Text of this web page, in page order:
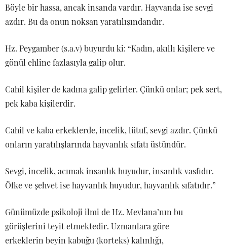
Böyle bir hassa, ancak insanda vardır. Hayvanda ise sevgi
azdır. Bu da onun noksan yaratılışındandır.
Hz. Peygamber (s.a.v) buyurdu ki: “Kadın, akıllı kişilere ve
gönül ehline fazlasıyla galip olur.
Cahil kişiler de kadına galip gelirler. Çünkü onlar; pek sert,
pek kaba kişilerdir.
Cahil ve kaba erkeklerde, incelik, lütuf, sevgi azdır. Çünkü
onların yaratılışlarında hayvanlık sıfatı üstündür.
Sevgi, incelik, acımak insanlık huyudur, insanlık vasfıdır.
Öfke ve şehvet ise hayvanlık huyudur, hayvanlık sıfatıdır.”
Günümüzde psikoloji ilmi de Hz. Mevlana’nın bu
görüşlerini teyit etmektedir. Uzmanlara göre
erkeklerin beyin kabuğu (korteks) kalınlığı,